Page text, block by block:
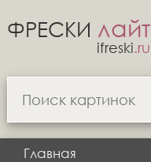
ФРЕСКИ лайт
ifreski.ru
Главная